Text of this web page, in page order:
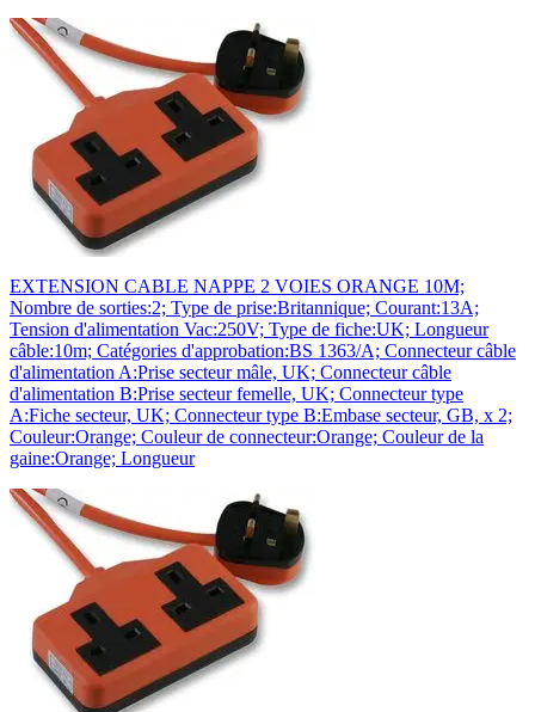
EXTENSION CABLE NAPPE 2 VOIES ORANGE 10M;
Nombre de sorties:2; Type de prise:Britannique; Courant:13A;
Tension d'alimentation Vac:250V; Type de fiche:UK; Longueur
câble:10m; Catégories d'approbation:BS 1363/A; Connecteur câble
d'alimentation A:Prise secteur mâle, UK; Connecteur câble
d'alimentation B:Prise secteur femelle, UK; Connecteur type
A:Fiche secteur, UK; Connecteur type B:Embase secteur, GB, x 2;
Couleur:Orange; Couleur de connecteur:Orange; Couleur de la
gaine:Orange; Longueur